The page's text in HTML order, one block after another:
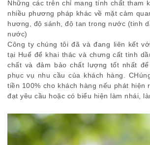
Những các trên chỉ mang tính chất tham
nhiều phương pháp khác về mặt cảm
hương, độ sánh, độ tan trong nước (tinh
nước)
Công ty chúng tôi đã và đang liên kết
tại Huế để khai thác và chưng cất tinh
chất và đảm bảo chất lượng tốt nhất
phục vụ nhu cầu của khách hàng.
tiền 100% cho khách hàng nếu phát hiện
đạt yêu cầu hoặc có biểu hiện làm nhái,